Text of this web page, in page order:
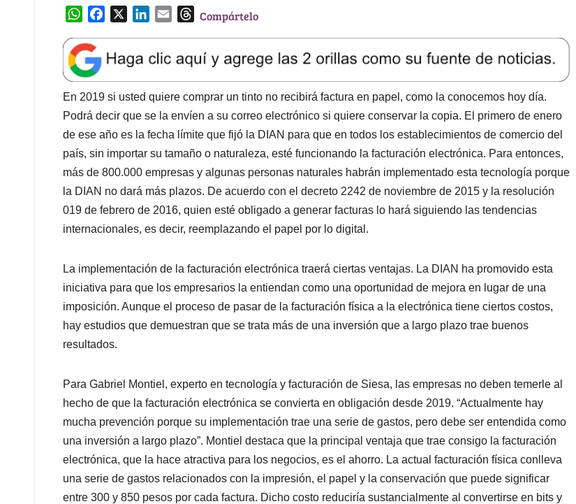
W
a
t
s
A
p
p
e
b
o
o
k
k
e
d
I
n
l
T
e
a
d
s
Compártelo
En 2019 si usted quiere comprar un tinto no recibirá factura en papel, como la conocemos hoy día.
Podrá decir que se la envíen a su correo electrónico si quiere conservar la copia. El primero de enero
de ese año es la fecha límite que fijó la DIAN para que en todos los establecimientos de comercio del
país, sin importar su tamaño o naturaleza, esté funcionando la facturación electrónica. Para entonces,
más de 800.000 empresas y algunas personas naturales habrán implementado esta tecnología porque
la DIAN no dará más plazos. De acuerdo con el decreto 2242 de noviembre de 2015 y la resolución
019 de febrero de 2016, quien esté obligado a generar facturas lo hará siguiendo las tendencias
internacionales, es decir, reemplazando el papel por lo digital.
La implementación de la facturación electrónica traerá ciertas ventajas. La DIAN ha promovido esta
iniciativa para que los empresarios la entiendan como una oportunidad de mejora en lugar de una
imposición. Aunque el proceso de pasar de la facturación física a la electrónica tiene ciertos costos,
hay estudios que demuestran que se trata más de una inversión que a largo plazo trae buenos
resultados.
Para Gabriel Montiel, experto en tecnología y facturación de Siesa, las empresas no deben temerle al
hecho de que la facturación electrónica se convierta en obligación desde 2019. “Actualmente hay
mucha prevención porque su implementación trae una serie de gastos, pero debe ser entendida como
una inversión a largo plazo”. Montiel destaca que la principal ventaja que trae consigo la facturación
electrónica, que la hace atractiva para los negocios, es el ahorro. La actual facturación física conlleva
una serie de gastos relacionados con la impresión, el papel y la conservación que puede significar
entre 300 y 850 pesos por cada factura. Dicho costo reduciría sustancialmente al convertirse en bits y